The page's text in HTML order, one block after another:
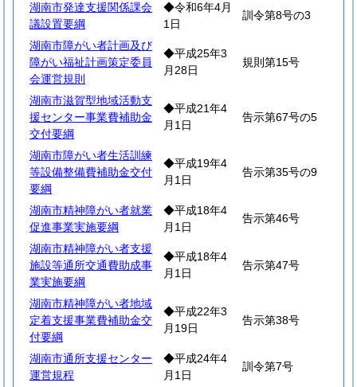
湖南市発達支援関係課会
議設置要綱
◆令和6年4月
1日
訓令第8号の3
湖南市障がい者計画及び
障がい福祉計画策定委員
会運営規則
◆平成25年3
月28日
規則第15号
湖南市滋賀型地域活動支
援センター事業費補助金
交付要綱
◆平成21年4
月1日
告示第67号の5
湖南市障がい者生活訓練
等設備整備費補助金交付
要綱
◆平成19年4
月1日
告示第35号の9
湖南市精神障がい者就業
促進事業実施要綱
◆平成18年4
月1日
告示第46号
湖南市精神障がい者支援
施設等通所交通費助成事
業実施要綱
◆平成18年4
月1日
告示第47号
湖南市精神障がい者地域
定着支援事業費補助金交
付要綱
◆平成22年3
月19日
告示第38号
湖南市通所支援センター
運営規程
◆平成24年4
月1日
訓令第7号